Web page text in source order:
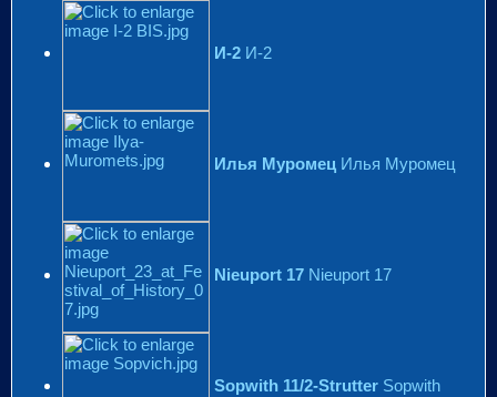
И-2 И-2
Илья Муромец Илья Муромец
Nieuport 17 Nieuport 17
Sopwith 11/2-Strutter Sopwith